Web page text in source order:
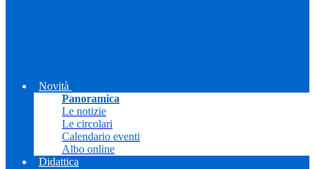
Novità
Panoramica
Le notizie
Le circolari
Calendario eventi
Albo online
Didattica